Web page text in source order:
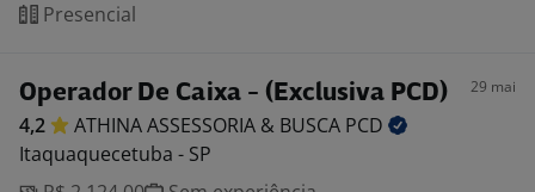
Presencial
Operador De Caixa - (Exclusiva PCD) 29 mai
4,2 ATHINA ASSESSORIA & BUSCA PCD
Itaquaquecetuba - SP